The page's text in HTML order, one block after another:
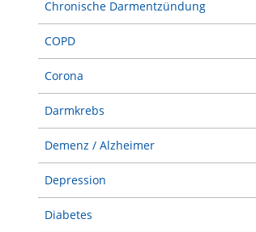
Chronische Darmentzündung
COPD
Corona
Darmkrebs
Demenz / Alzheimer
Depression
Diabetes